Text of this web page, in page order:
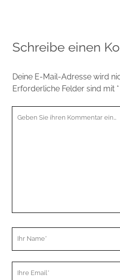
Schreibe einen
Deine E-Mail-Adresse wird
Erforderliche Felder sind mit *